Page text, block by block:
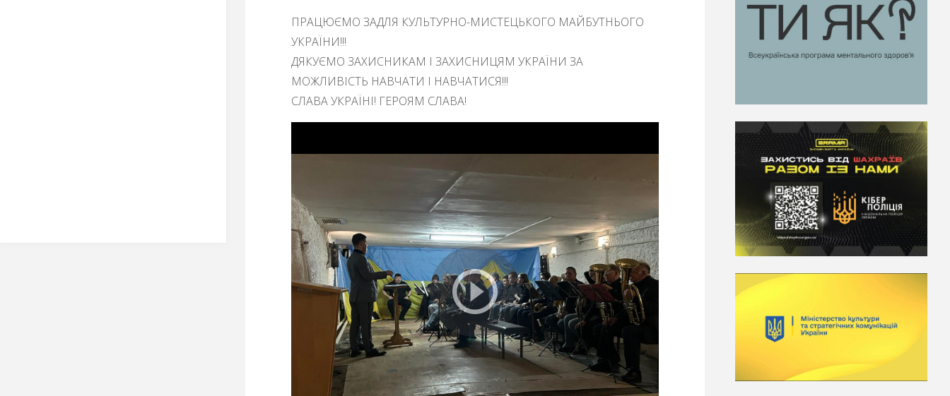
ПРАЦЮЄМО ЗАДЛЯ КУЛЬТУРНО-МИСТЕЦЬКОГО МАЙБУТНЬОГО
УКРАЇНИ!!!
ДЯКУЄМО ЗАХИСНИКАМ І ЗАХИСНИЦЯМ УКРАЇНИ ЗА
МОЖЛИВІСТЬ НАВЧАТИ І НАВЧАТИСЯ!!!
СЛАВА УКРАЇНІ! ГЕРОЯМ СЛАВА!